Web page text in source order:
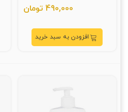
490,000 تومان
افزودن به سبد خرید